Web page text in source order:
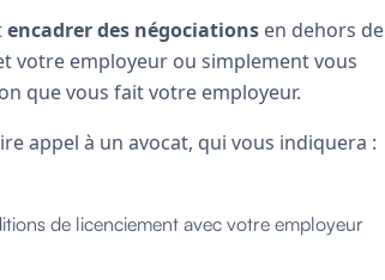
encadrer des négociations en dehors de
votre employeur ou simplement vous
que vous fait votre employeur.
appel à un avocat, qui vous indiquera :
de licenciement avec votre employeur